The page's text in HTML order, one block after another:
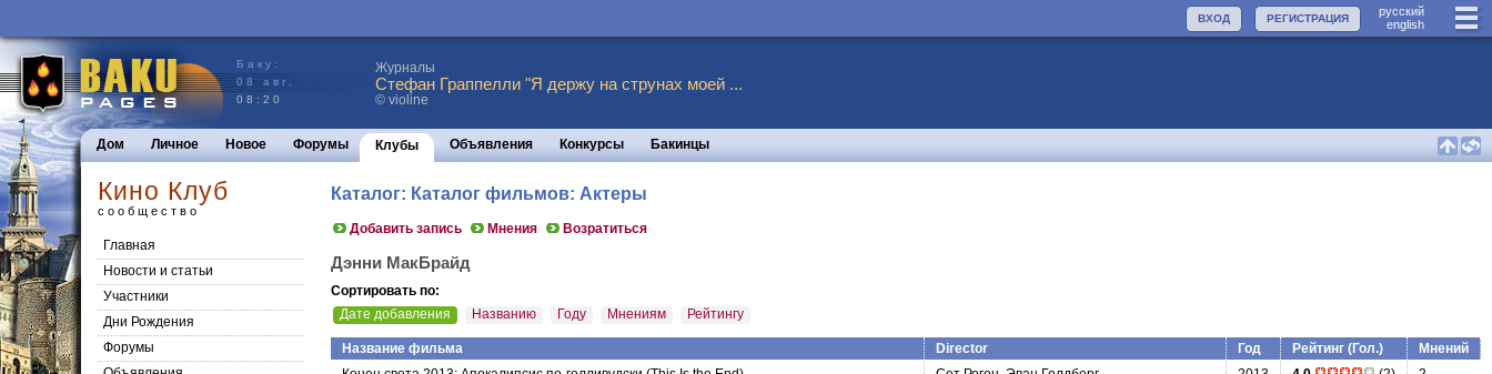
руccкий
english
РЕГИСТРАЦИЯ
ВХОД
Баку:
08 авг.
08:20
Журналы
Стефан Граппелли "Я держу на струнах моей ...
© violine
Дом Личное Новое Форумы Клубы Объявления Конкурсы Бакинцы
Кино Клуб
сообщество
Главная
Новости и статьи
Участники
Дни Рождения
Форумы
Каталог: Каталог фильмов: Актеры
Добавить запись Мнения Возратиться
Дэнни МакБрайд
Сортировать по:
Дате добавления
Названию Году Мнениям Рейтингу
Название фильма Director Год Рейтинг (Гол.)
Мнений